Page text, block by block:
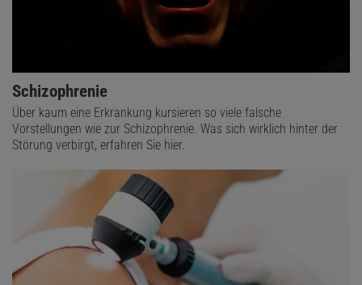
Schizophrenie
Über kaum eine Erkrankung kursieren so viele falsche
Vorstellungen wie zur Schizophrenie. Was sich wirklich hinter der
Störung verbirgt, erfahren Sie hier.